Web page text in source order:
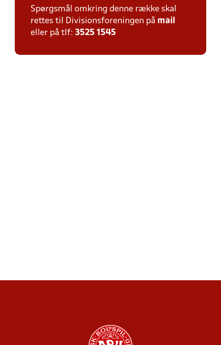
Spørgsmål omkring denne række skal
rettes til Divisionsforeningen på mail
eller på tlf: 3525 1545